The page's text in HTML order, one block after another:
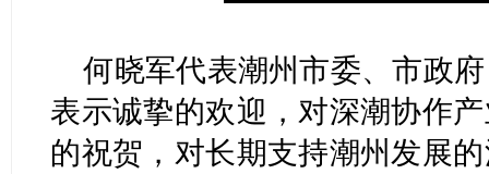
何晓军代表潮州市委、市政
表示诚挚的欢迎，对深潮协作
的祝贺，对长期支持潮州发展